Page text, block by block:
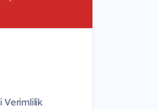
Verimlilik